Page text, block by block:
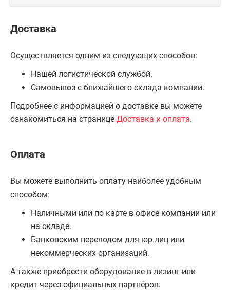
Доставка
Осуществляется одним из следующих способов:
Нашей логистической службой.
Самовывоз с ближайшего склада компании.
Подробнее с информацией о доставке вы можете
ознакомиться на странице Доставка и оплата.
Оплата
Вы можете выполнить оплату наиболее удобным
способом:
Наличными или по карте в офисе компании или
на складе.
Банковским переводом для юр.лиц или
некоммерческих организаций.
А также приобрести оборудование в лизинг или
кредит через официальных партнёров.